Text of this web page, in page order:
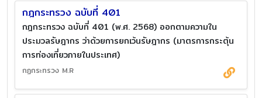
กฎกระทรวง ฉบับที่ 401
กฎกระทรวง ฉบับที่ 401 (พ.ศ. 2568) ออกตามความใน
ประมวลรัษฎากร ว่าด้วยการยกเว้นรัษฎากร (มาตรการกระตุ้น
การท่องเที่ยวภายในประเทศ)
กฏกระทรวง M.R